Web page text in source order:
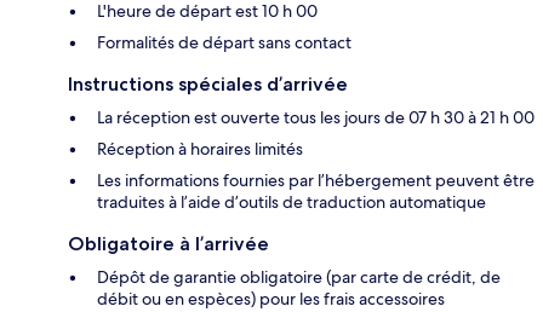
L'heure de départ est 10 h 00
Formalités de départ sans contact
Instructions spéciales d’arrivée
La réception est ouverte tous les jours de 07 h 30 à 21 h 00
Réception à horaires limités
Les informations fournies par l’hébergement peuvent être
traduites à l’aide d’outils de traduction automatique
Obligatoire à l’arrivée
Dépôt de garantie obligatoire (par carte de crédit, de
débit ou en espèces) pour les frais accessoires